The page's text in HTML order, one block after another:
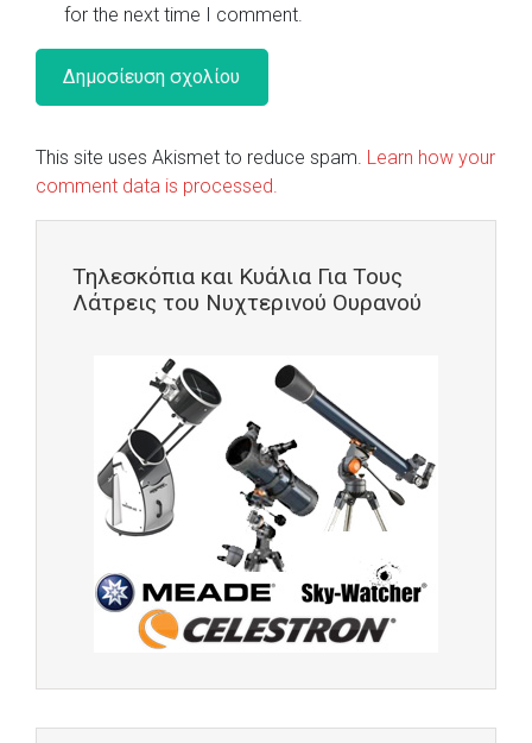
for the next time I comment.
This site uses Akismet to reduce spam. Learn how your
comment data is processed.
Τηλεσκόπια και Κυάλια Για Τους
Λάτρεις του Νυχτερινού Ουρανού